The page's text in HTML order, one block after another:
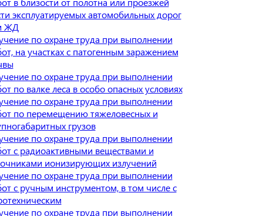
эксплуатируемых автомобильных дорог
ЖД
по охране труда при выполнении
на участках с патогенным заражением
по охране труда при выполнении
по валке леса в особо опасных условиях
по охране труда при выполнении
по перемещению тяжеловесных и
грузов
по охране труда при выполнении
с радиоактивными веществами и
ионизирующих излучений
по охране труда при выполнении
с ручным инструментом, в том числе с
по охране труда при выполнении